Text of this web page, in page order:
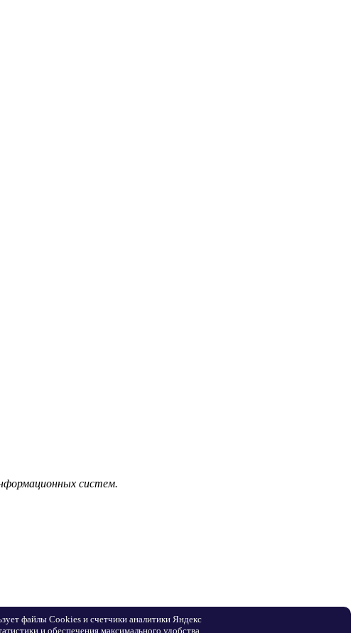
систем.
файлы Сookies и счетчики аналитики Яндекс
и обеспечения максимального удобства